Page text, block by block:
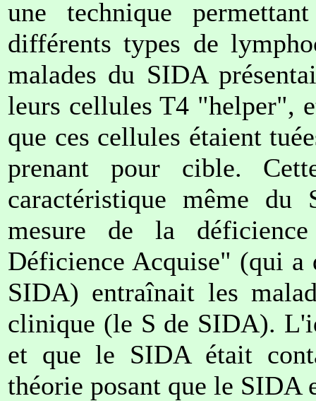
une technique
différents types de
malades du SIDA
leurs cellules T4 "helper",
que ces cellules étaient
prenant pour cible.
caractéristique même
mesure de la
Déficience Acquise" (qui a
SIDA) entraînait les
clinique (le S de SIDA).
et que le SIDA était
théorie posant que le SIDA